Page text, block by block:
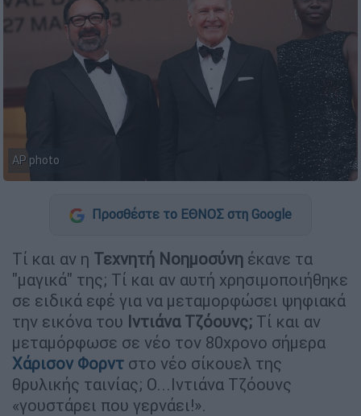
AP photo
Προσθέστε το ΕΘΝΟΣ στη Google
Τί και αν η Τεχνητή Νοημοσύνη έκανε τα
"μαγικά" της; Τί και αν αυτή χρησιμοποιήθηκε
σε ειδικά εφέ για να μεταμορφώσει ψηφιακά
την εικόνα του Ιντιάνα Τζόουνς; Τί και αν
μεταμόρφωσε σε νέο τον 80χρονο σήμερα
Χάρισον Φορντ στο νέο σίκουελ της
θρυλικής ταινίας; Ο...Ιντιάνα Τζόουνς
«γουστάρει που γερνάει!».